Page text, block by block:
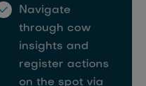
Navigate
through cow
insights and
register actions
on the spot via